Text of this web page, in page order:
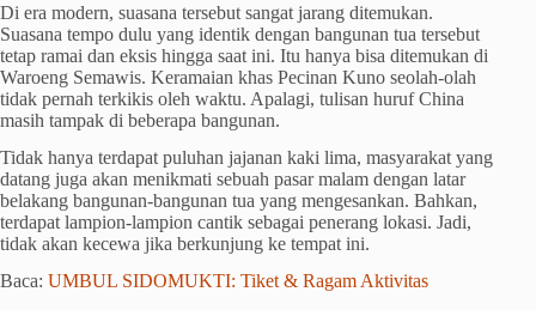
Di era modern, suasana tersebut sangat jarang ditemukan.
Suasana tempo dulu yang identik dengan bangunan tua tersebut
tetap ramai dan eksis hingga saat ini. Itu hanya bisa ditemukan di
Waroeng Semawis. Keramaian khas Pecinan Kuno seolah-olah
tidak pernah terkikis oleh waktu. Apalagi, tulisan huruf China
masih tampak di beberapa bangunan.
Tidak hanya terdapat puluhan jajanan kaki lima, masyarakat yang
datang juga akan menikmati sebuah pasar malam dengan latar
belakang bangunan-bangunan tua yang mengesankan. Bahkan,
terdapat lampion-lampion cantik sebagai penerang lokasi. Jadi,
tidak akan kecewa jika berkunjung ke tempat ini.
Baca: UMBUL SIDOMUKTI: Tiket & Ragam Aktivitas